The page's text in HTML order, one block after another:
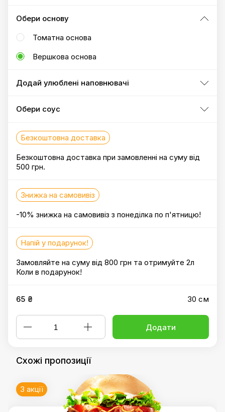
Обери основу
Томатна основа
Вершкова основа
Додай улюблені наповнювачі
Обери соус
Безкоштовна доставка
Безкоштовна доставка при замовленні на суму від
500 грн.
Знижка на самовивіз
-10% знижка на самовивіз з понеділка по п'ятницю!
Напій у подарунок!
Замовляйте на суму від 800 грн та отримуйте 2л
Коли в подарунок!
65 ₴ 30 см
Додати
Схожі пропозиції
3 акції